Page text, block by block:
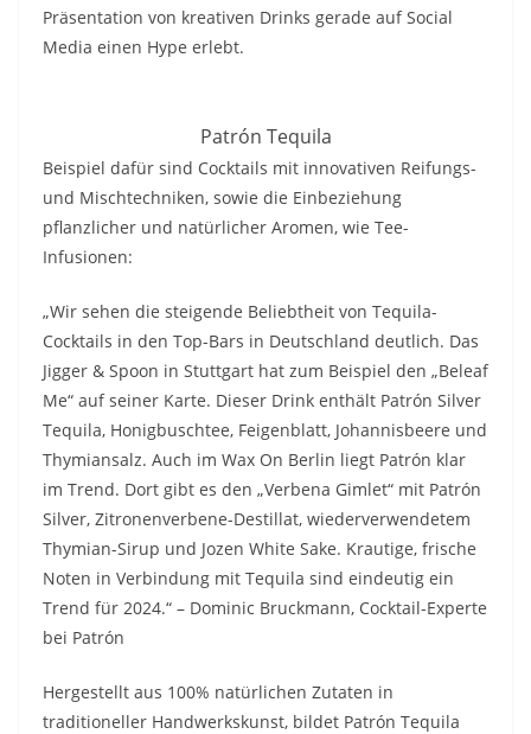
Präsentation von kreativen Drinks gerade auf Social
Media einen Hype erlebt.
Patrón Tequila
Beispiel dafür sind Cocktails mit innovativen Reifungs-
und Mischtechniken, sowie die Einbeziehung
pflanzlicher und natürlicher Aromen, wie Tee-
Infusionen:
„Wir sehen die steigende Beliebtheit von Tequila-
Cocktails in den Top-Bars in Deutschland deutlich. Das
Jigger & Spoon in Stuttgart hat zum Beispiel den „Beleaf
Me“ auf seiner Karte. Dieser Drink enthält Patrón Silver
Tequila, Honigbuschtee, Feigenblatt, Johannisbeere und
Thymiansalz. Auch im Wax On Berlin liegt Patrón klar
im Trend. Dort gibt es den „Verbena Gimlet“ mit Patrón
Silver, Zitronenverbene-Destillat, wiederverwendetem
Thymian-Sirup und Jozen White Sake. Krautige, frische
Noten in Verbindung mit Tequila sind eindeutig ein
Trend für 2024.“ – Dominic Bruckmann, Cocktail-Experte
bei Patrón
Hergestellt aus 100% natürlichen Zutaten in
traditioneller Handwerkskunst, bildet Patrón Tequila